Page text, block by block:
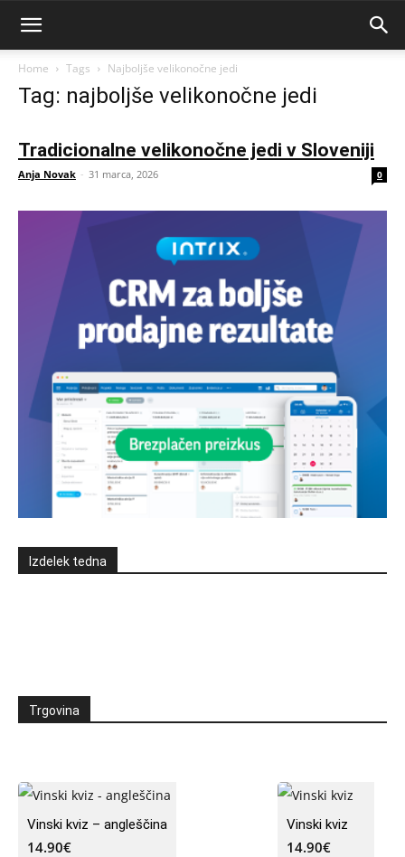
Home Tags Najboljše velikonočne jedi
Tag: najboljše velikonočne jedi
Tradicionalne velikonočne jedi v Sloveniji
Anja Novak - 31 marca, 2026 0
Izdelek tedna
Trgovina
Vinski kviz – angleščina
14.90€
Vinski kviz
14.90€